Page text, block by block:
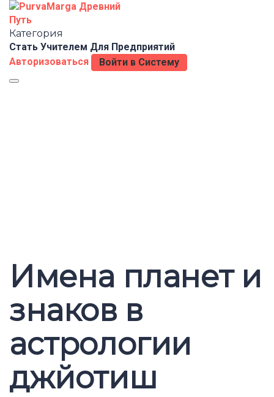
Категория
Стать Учителем Для Предприятий
Авторизоваться
Войти в Систему
Toggle
Имена планет и
знаков в
астрологии
джйотиш